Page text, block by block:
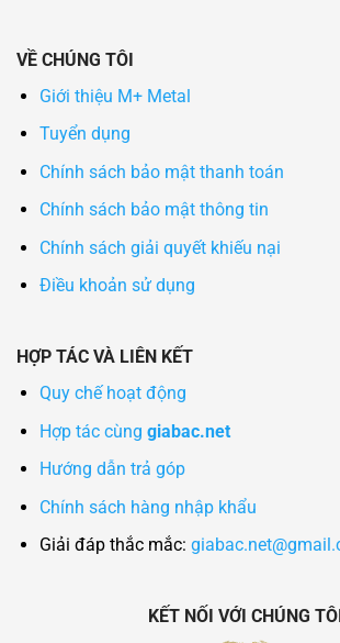
VỀ CHÚNG TÔI
Giới thiệu M+ Metal
Tuyển dụng
Chính sách bảo mật thanh toán
Chính sách bảo mật thông tin
Chính sách giải quyết khiếu nại
Điều khoản sử dụng
HỢP TÁC VÀ LIÊN KẾT
Quy chế hoạt động
Hợp tác cùng giabac.net
Hướng dẫn trả góp
Chính sách hàng nhập khẩu
Giải đáp thắc mắc:
KẾT NỐI VỚI CHÚNG